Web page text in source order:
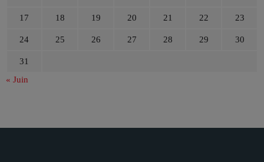
17 18 19 20 21 22 23
24 25 26 27 28 29 30
31
« Juin